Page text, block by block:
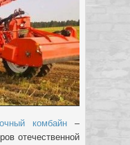
комбайн –
отечественной